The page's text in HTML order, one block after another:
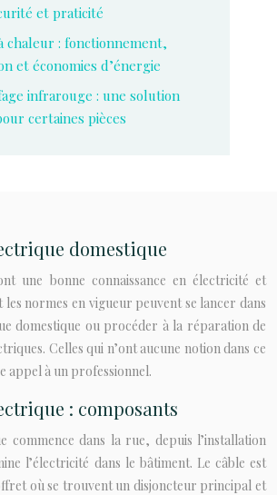
et praticité
chaleur : fonctionnement,
et économies d’énergie
infrarouge : une solution
certaines pièces
domestique
une bonne connaissance en électricité et
les normes en vigueur peuvent se lancer dans
domestique ou procéder à la réparation de
Celles qui n’ont aucune notion dans ce
appel à un professionnel.
: composants
commence dans la rue, depuis l’installation
l’électricité dans le bâtiment. Le câble est
où se trouvent un disjoncteur principal et